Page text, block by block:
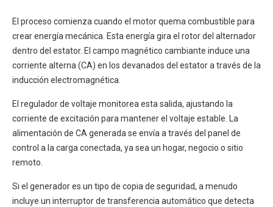
El proceso comienza cuando el motor quema combustible para
crear energía mecánica. Esta energía gira el rotor del alternador
dentro del estator. El campo magnético cambiante induce una
corriente alterna (CA) en los devanados del estator a través de la
inducción electromagnética.
El regulador de voltaje monitorea esta salida, ajustando la
corriente de excitación para mantener el voltaje estable. La
alimentación de CA generada se envía a través del panel de
control a la carga conectada, ya sea un hogar, negocio o sitio
remoto.
Si el generador es un tipo de copia de seguridad, a menudo
incluye un interruptor de transferencia automático que detecta